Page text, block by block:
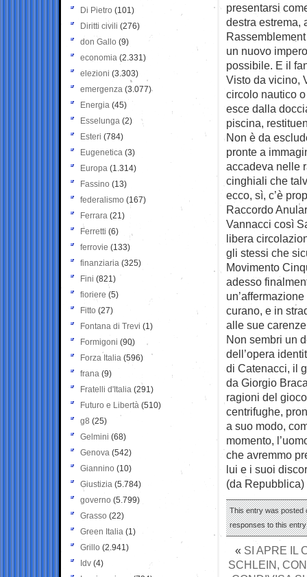
presentarsi
destra estrema,
un nuovo
possibile. E il
Visto da vicino,
circolo nautico
esce dalla
piscina,
Non è da
pronte a
accadeva nelle
cinghiali che
ecco, sì, c’è
Raccordo
Vannacci così
libera
gli stessi che
Movimento
adesso
curano, e in
alle sue
Non sembri un
dell’opera
di Catenacci, il
da Giorgio
ragioni del
centrifughe,
a suo modo,
momento,
che avremmo
lui e i suoi
(da Repubblica)
This entry was posted
responses to this
« SI APRE IL
SCHLEIN,
Di Pietro (101)
Diritti civili (276)
don Gallo (9)
economia (2.331)
elezioni (3.303)
emergenza (3.077)
Energia (45)
Esselunga (2)
Esteri (784)
Eugenetica (3)
Europa (1.314)
Fassino (13)
federalismo (167)
Ferrara (21)
Ferretti (6)
ferrovie (133)
finanziaria (325)
Fini (821)
fioriere (5)
Fitto (27)
Fontana di Trevi (1)
Formigoni (90)
Forza Italia (596)
frana (9)
Fratelli d'Italia (291)
Futuro e Libertà (510)
g8 (25)
Gelmini (68)
Genova (542)
Giannino (10)
Giustizia (5.784)
governo (5.799)
Grasso (22)
Green Italia (1)
Grillo (2.941)
Idv (4)